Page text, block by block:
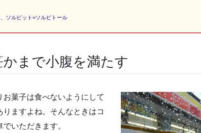
ソルビット=ソルビトール
まで小腹を満たす
菓子は食べないようにして
ますよね。そんなときはコ
いただきます。